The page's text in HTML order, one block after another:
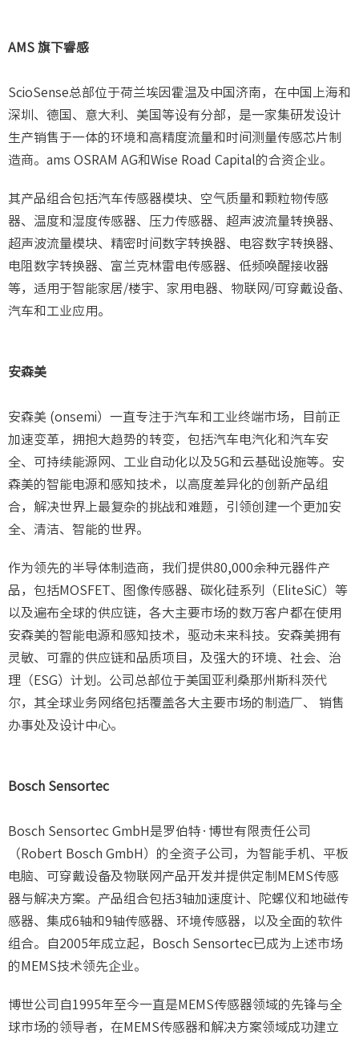
AMS 旗下睿感
ScioSense总部位于荷兰埃因霍温及中国济南，在中国上海和
深圳、德国、意大利、美国等设有分部，是一家集研发设计
生产销售于一体的环境和高精度流量和时间测量传感芯片制
造商。ams OSRAM AG和Wise Road Capital的合资企业。
其产品组合包括汽车传感器模块、空气质量和颗粒物传感
器、温度和湿度传感器、压力传感器、超声波流量转换器、
超声波流量模块、精密时间数字转换器、电容数字转换器、
电阻数字转换器、富兰克林雷电传感器、低频唤醒接收器
等，适用于智能家居/楼宇、家用电器、物联网/可穿戴设备、
汽车和工业应用。
安森美
安森美 (onsemi）一直专注于汽车和工业终端市场，目前正
加速变革，拥抱大趋势的转变，包括汽车电汽化和汽车安
全、可持续能源网、工业自动化以及5G和云基础设施等。安
森美的智能电源和感知技术，以高度差异化的创新产品组
合，解决世界上最复杂的挑战和难题，引领创建一个更加安
全、清洁、智能的世界。
作为领先的半导体制造商，我们提供80,000余种元器件产
品，包括MOSFET、图像传感器、碳化硅系列（EliteSiC）等
以及遍布全球的供应链，各大主要市场的数万客户都在使用
安森美的智能电源和感知技术，驱动未来科技。安森美拥有
灵敏、可靠的供应链和品质项目，及强大的环境、社会、治
理（ESG）计划。公司总部位于美国亚利桑那州斯科茨代
尔，其全球业务网络包括覆盖各大主要市场的制造厂、 销售
办事处及设计中心。
Bosch Sensortec
Bosch Sensortec GmbH是罗伯特·博世有限责任公司
（Robert Bosch GmbH）的全资子公司，为智能手机、平板
电脑、可穿戴设备及物联网产品开发并提供定制MEMS传感
器与解决方案。产品组合包括3轴加速度计、陀螺仪和地磁传
感器、集成6轴和9轴传感器、环境传感器，以及全面的软件
组合。自2005年成立起，Bosch Sensortec已成为上述市场
的MEMS技术领先企业。
博世公司自1995年至今一直是MEMS传感器领域的先锋与全
球市场的领导者，在MEMS传感器和解决方案领域成功建立